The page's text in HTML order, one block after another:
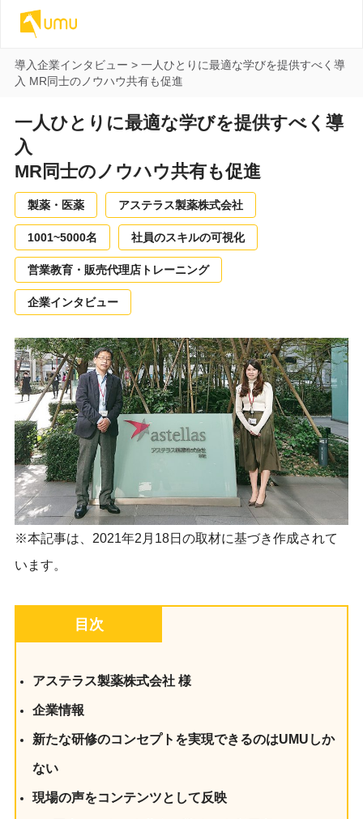
導入企業インタビュー > 一人ひとりに最適な学びを提供すべく導
入 MR同士のノウハウ共有も促進
一人ひとりに最適な学びを提供すべく導
入
MR同士のノウハウ共有も促進
製薬・医薬 アステラス製薬株式会社
1001~5000名 社員のスキルの可視化
営業教育・販売代理店トレーニング
企業インタビュー
※本記事は、2021年2月18日の取材に基づき作成されて
います。
目次
アステラス製薬株式会社 様
企業情報
新たな研修のコンセプトを実現できるのはUMUしか
ない
現場の声をコンテンツとして反映